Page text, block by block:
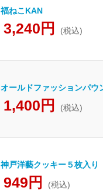
福ねこKAN
3,240円 (税込)
オールドファッションパ
1,400円 (税込)
神戸洋藝クッキー５枚入り
949円 (税込)